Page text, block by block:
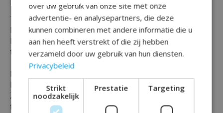
Tafeldecoratie is geschikt voor elk type feest !
En vier je een verjaardag van 80 jaar ?
Dan mag deze centrepiece celebration 80 sparkling-
tafeldecoratie niet ontbreken !
De Centre piece celebration - tafeldecoratie heeft een
hoogte van 45.7 cm en komt in de kleur zwart/goud.
Ze zijn een lust voor het oog en onmisbaar op een
feestelijke tafel !
over uw gebruik van onze site met onze
advertentie- en analysepartners, die deze
kunnen combineren met andere informatie die u
aan hen heeft verstrekt of die zij hebben
verzameld door uw gebruik van hun diensten.
Privacybeleid
Strikt
noodzakelijk
Prestatie Targeting